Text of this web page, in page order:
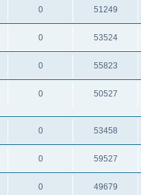
0 51249
0 53524
0 55823
0 50527
0 53458
0 59527
0 49679